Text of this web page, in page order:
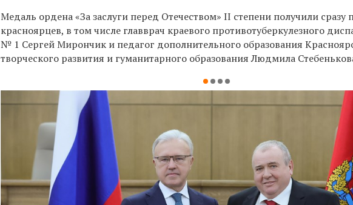
Медаль ордена «За заслуги перед Отечеством» II степени получили сразу
красноярцев, в том числе главврач краевого противотуберкулезного
№ 1 Сергей Мирончик и педагог дополнительного образования
творческого развития и гуманитарного образования Людмила